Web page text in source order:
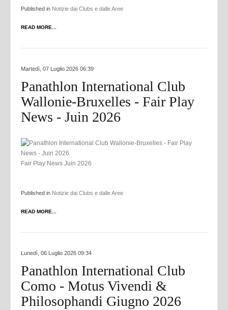
Published in Notizie dai Clubs e dalle Aree
READ MORE...
Martedì, 07 Luglio 2026 06:39
Panathlon International Club
Wallonie-Bruxelles - Fair Play
News - Juin 2026
Fair Play News Juin 2026
Published in Notizie dai Clubs e dalle Aree
READ MORE...
Lunedì, 06 Luglio 2026 09:34
Panathlon International Club
Como - Motus Vivendi &
Philosophandi Giugno 2026